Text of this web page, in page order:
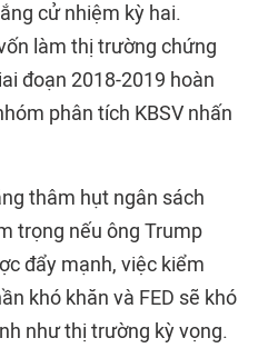
cử nhiệm kỳ hai.
làm thị trường chứng
đoạn 2018-2019 hoàn
phân tích KBSV nhấn
thâm hụt ngân sách
trọng nếu ông Trump
đẩy mạnh, việc kiểm
khó khăn và FED sẽ khó
như thị trường kỳ vọng.